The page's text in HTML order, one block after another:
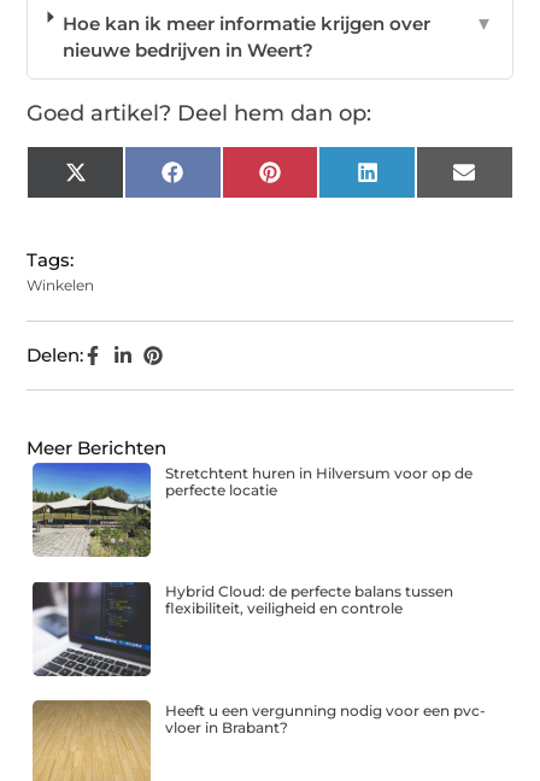
Hoe kan ik meer informatie krijgen over
nieuwe bedrijven in Weert?
▼
Goed artikel? Deel hem dan op:
X
(Twitter)
Facebook Pinterest LinkedIn Email
Tags:
Winkelen
Delen:
Meer Berichten
Stretchtent huren in Hilversum voor op de
perfecte locatie
Hybrid Cloud: de perfecte balans tussen
flexibiliteit, veiligheid en controle
Heeft u een vergunning nodig voor een pvc-
vloer in Brabant?